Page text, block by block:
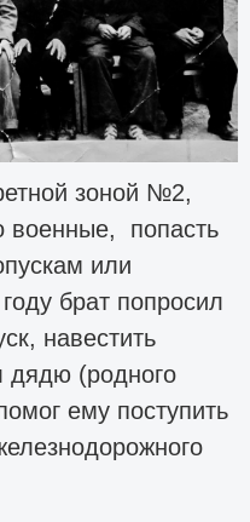
зоной №2,
военные, попасть
или
брат попросил
навестить
дядю (родного
ему поступить